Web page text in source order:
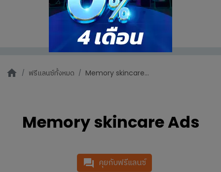
ฟรีแลนซ์ทั้งหมด Memory skincare...
Memory skincare Ads
คุยกับฟรีแลนซ์